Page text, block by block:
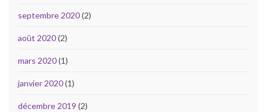
septembre 2020(2)
août 2020(2)
mars 2020(1)
janvier 2020(1)
décembre 2019 (2)